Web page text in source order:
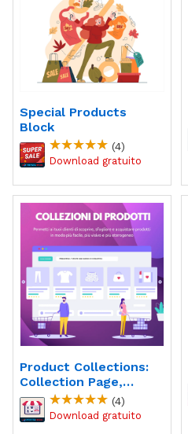
Special Products
Block
(4)
Product Collections:
Collection Page,
Showcase Products
(4)